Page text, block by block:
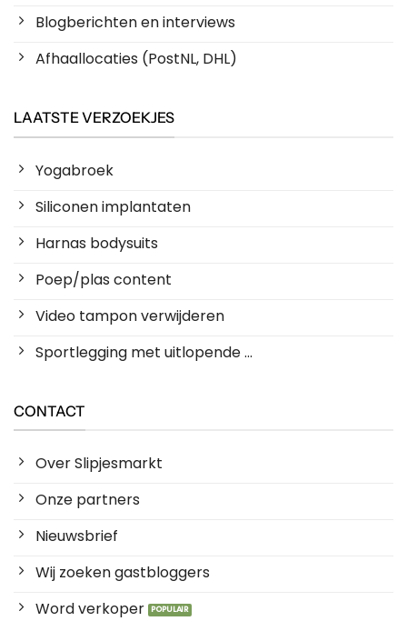
Blogberichten en interviews
Afhaallocaties (PostNL, DHL)
LAATSTE VERZOEKJES
Yogabroek
Siliconen implantaten
Harnas bodysuits
Poep/plas content
Video tampon verwijderen
Sportlegging met uitlopende ...
CONTACT
Over Slipjesmarkt
Onze partners
Nieuwsbrief
Wij zoeken gastbloggers
Word verkoper